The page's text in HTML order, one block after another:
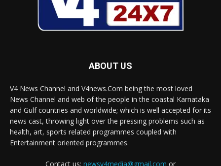
ABOUT US
V4 News Channel and V4news.Com being the most loved
News Channel and web of the people in the coastal Karnataka
and Gulf countries and worldwide; which is well accepted for its
news cast, throwing light over the pressing problems such as
health, art, sports related programmes coupled with
Entertainment oriented programmes.
Contact us: newsv4media@gmail.com or